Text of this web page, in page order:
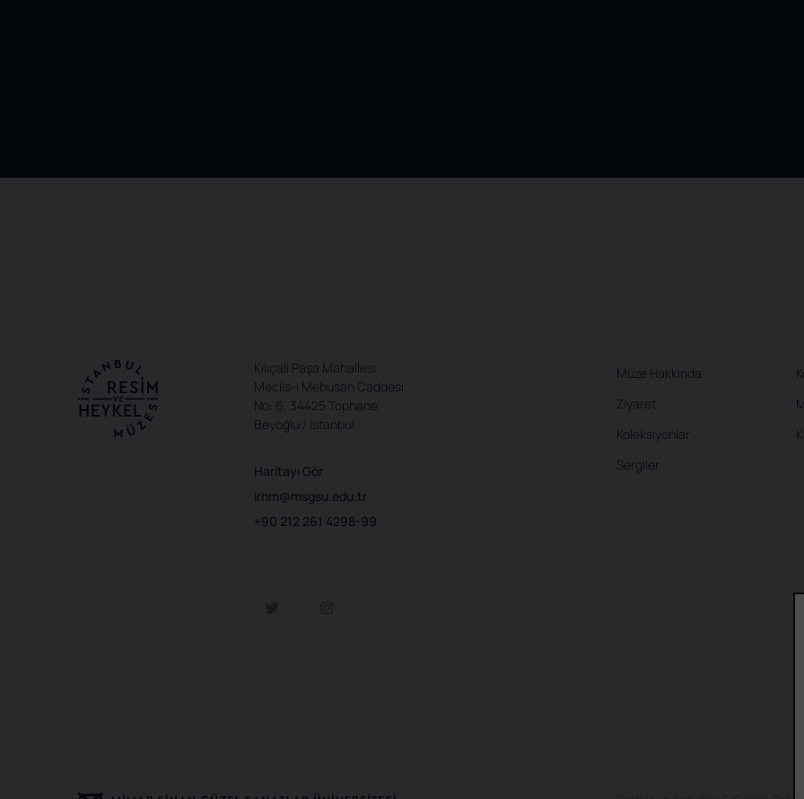
Kılıçali Paşa Mahallesi
Meclis-i Mebusan Caddesi
No: 6, 34425 Tophane
Beyoğlu / İstanbul
Haritayı Gör
irhm@msgsu.edu.tr
+90 212 261 4298-99
Müze Hakkında
Ziyaret
Koleksiyonlar
Sergiler